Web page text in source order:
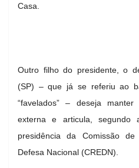
Casa.
Outro filho do presidente, o
(SP) – que já se referiu ao
“favelados” – deseja
externa e articula, segundo
presidência da Comissão
Defesa Nacional (CREDN).